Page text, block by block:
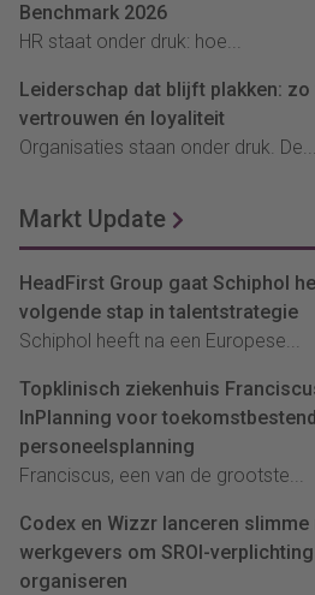
Benchmark 2026
HR staat onder druk: hoe...
Leiderschap dat blijft plakken: zo
vertrouwen én loyaliteit
Organisaties staan onder druk. De...
Markt Update
HeadFirst Group gaat Schiphol
volgende stap in talentstrategie
Schiphol heeft na een Europese...
Topklinisch ziekenhuis
InPlanning voor
personeelsplanning
Franciscus, een van de grootste...
Codex en Wizzr lanceren
werkgevers om SROI-
organiseren